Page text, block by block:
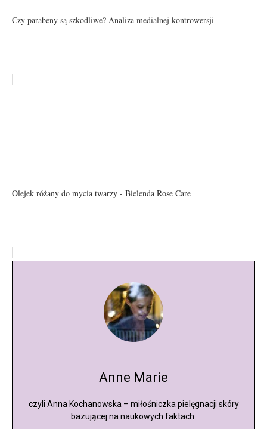
Czy parabeny są szkodliwe? Analiza medialnej kontrowersji
Olejek różany do mycia twarzy - Bielenda Rose Care
Anne Marie
czyli Anna Kochanowska – miłośniczka pielęgnacji skóry
bazującej na naukowych faktach.